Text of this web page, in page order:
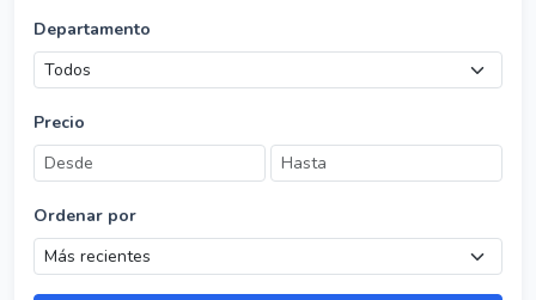
Departamento
Precio
Ordenar por